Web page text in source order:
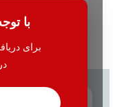
با
برای